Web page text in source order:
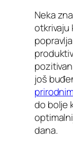
Neka
otkrivaju
još
do bolje
dana.